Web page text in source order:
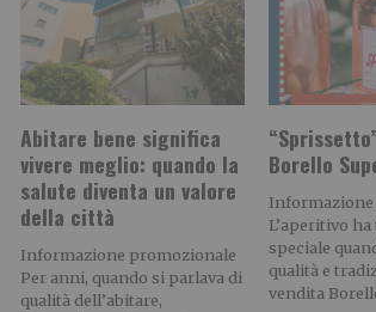
Abitare bene significa
vivere meglio: quando la
salute diventa un valore
della città
Informazione promozionale
Per anni, quando si parlava di
qualità dell’abitare,
Borello
L’aperitivo
speciale
qualità e
vendita